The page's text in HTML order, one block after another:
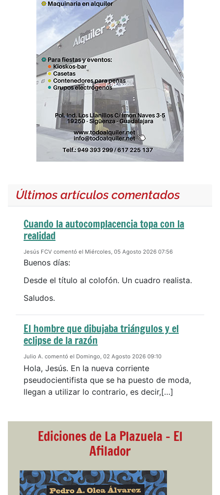
Últimos artículos comentados
Cuando la autocomplacencia topa con la
realidad
Jesús FCV comentó el Miércoles, 05 Agosto 2026 07:56
Buenos días:
Desde el título al colofón. Un cuadro realista.
Saludos.
El hombre que dibujaba triángulos y el
eclipse de la razón
Julio A. comentó el Domingo, 02 Agosto 2026 09:10
Hola, Jesús. En la nueva corriente
pseudocientifista que se ha puesto de moda,
llegan a utilizar lo contrario, es decir,[…]
Ediciones de La Plazuela - El
Afilador